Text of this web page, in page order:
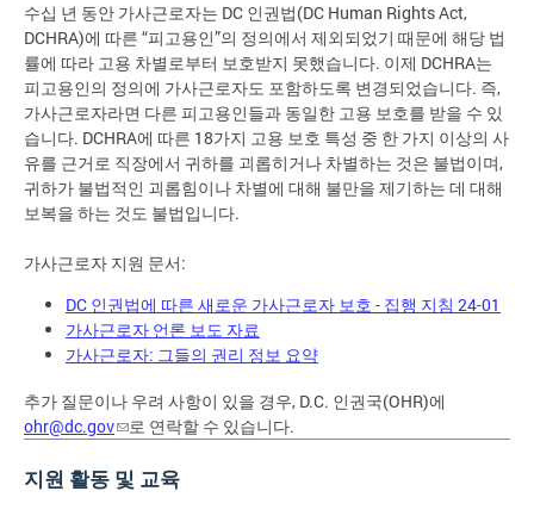
수십 년 동안 가사근로자는 DC 인권법(DC Human Rights Act,
DCHRA)에 따른 “피고용인”의 정의에서 제외되었기 때문에 해당 법
률에 따라 고용 차별로부터 보호받지 못했습니다. 이제 DCHRA는
피고용인의 정의에 가사근로자도 포함하도록 변경되었습니다. 즉,
가사근로자라면 다른 피고용인들과 동일한 고용 보호를 받을 수 있
습니다. DCHRA에 따른 18가지 고용 보호 특성 중 한 가지 이상의 사
유를 근거로 직장에서 귀하를 괴롭히거나 차별하는 것은 불법이며,
귀하가 불법적인 괴롭힘이나 차별에 대해 불만을 제기하는 데 대해
보복을 하는 것도 불법입니다.
가사근로자 지원 문서:
DC 인권법에 따른 새로운 가사근로자 보호 - 집행 지침 24-01
가사근로자 언론 보도 자료
가사근로자: 그들의 권리 정보 요약
추가 질문이나 우려 사항이 있을 경우, D.C. 인권국(OHR)에
ohr@dc.gov
로 연락할 수 있습니다.
지원 활동 및 교육